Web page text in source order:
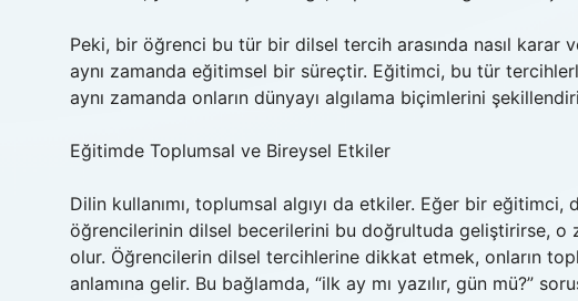
Peki, bir öğrenci bu tür bir dilsel tercih arasında nasıl karar
aynı zamanda eğitimsel bir süreçtir. Eğitimci, bu tür
aynı zamanda onların dünyayı algılama biçimlerini
Eğitimde Toplumsal ve Bireysel Etkiler
Dilin kullanımı, toplumsal algıyı da etkiler. Eğer bir
öğrencilerinin dilsel becerilerini bu doğrultuda geliştirirse, o
olur. Öğrencilerin dilsel tercihlerine dikkat etmek, onların
anlamına gelir. Bu bağlamda, “ilk ay mı yazılır, gün mü?”